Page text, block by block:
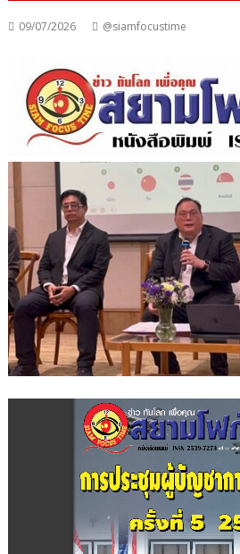
09/07/2026 @siamfocustime